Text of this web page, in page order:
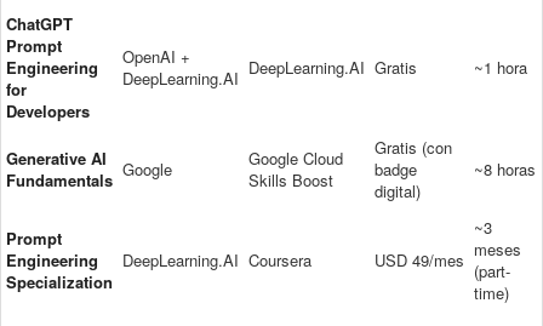
ChatGPT
Prompt
Engineering
for
Developers
OpenAI +
DeepLearning.AI DeepLearning.AI Gratis ~1 hora
Generative AI
Fundamentals Google
Google Cloud
Skills Boost
Gratis (con
badge
digital)
~8 horas
Prompt
Engineering
Specialization
DeepLearning.AI Coursera USD 49/mes
~3
meses
(part-
time)